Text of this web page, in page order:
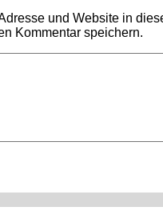
und Website in
Kommentar speichern.